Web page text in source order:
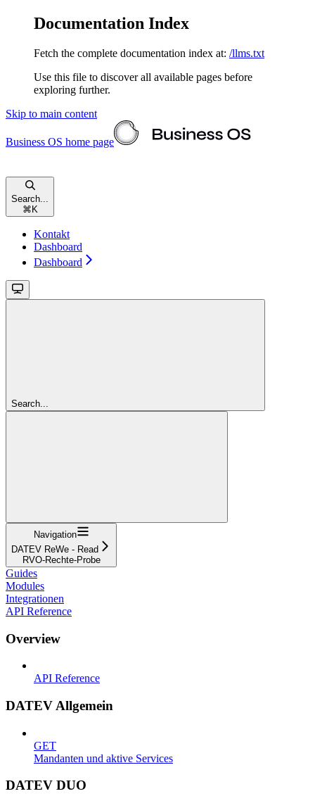
Documentation Index
Fetch the complete documentation index at: /llms.txt
Use this file to discover all available pages before
exploring further.
Skip to main content
Business OS home page
Search...
⌘ K
Kontakt
Dashboard
Dashboard
Search...
Navigation
DATEV ReWe - Read
RVO-Rechte-Probe
Guides
Modules
Integrationen
API Reference
Overview
API Reference
DATEV Allgemein
GET
Mandanten und aktive Services
DATEV DUO